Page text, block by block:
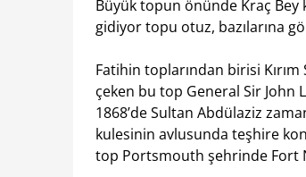
Büyük topun önünde Kraç Bey
gidiyor topu otuz, bazılarına
Fatihin toplarından birisi Kırım
çeken bu top General Sir John
1868’de Sultan Abdülaziz
kulesinin avlusunda teşhire
top Portsmouth şehrinde Fort